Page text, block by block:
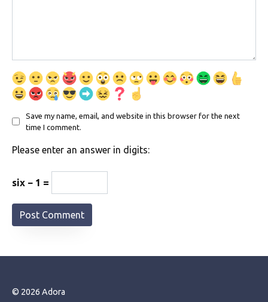
Save my name, email, and website in this browser for the next
time I comment.
Please enter an answer in digits:
six − 1 =
© 2026 Adora